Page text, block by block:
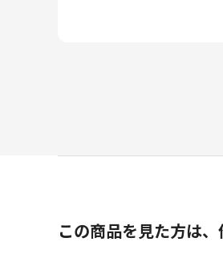
この商品を見た方は